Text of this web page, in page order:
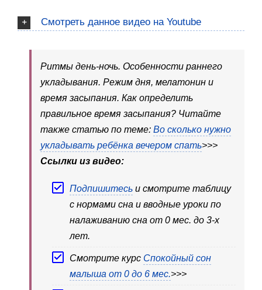
Смотреть данное видео на Youtube
Ритмы день-ночь. Особенности раннего
укладывания. Режим дня, мелатонин и
время засыпания. Как определить
правильное время засыпания? Читайте
также статью по теме: Во сколько нужно
укладывать ребёнка вечером спать>>>
Ссылки из видео:
Подпишитесь и смотрите таблицу
с нормами сна и вводные уроки по
налаживанию сна от 0 мес. до 3-х
лет.
Смотрите курс Спокойный сон
малыша от 0 до 6 мес.>>>